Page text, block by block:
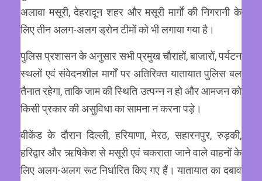
अलावा मसूरी, देहरादून शहर और मसूरी मार्गों की निगरानी के
लिए तीन अलग-अलग ड्रोन टीमों को भी लगाया गया है।
पुलिस प्रशासन के अनुसार सभी प्रमुख चौराहों, बाजारों, पर्यटन
स्थलों एवं संवेदनशील मार्गों पर अतिरिक्त यातायात पुलिस बल
तैनात रहेगा, ताकि जाम की स्थिति उत्पन्न न हो और आमजन को
किसी प्रकार की असुविधा का सामना न करना पड़े।
वीकेंड के दौरान दिल्ली, हरियाणा, मेरठ, सहारनपुर, रुड़की,
हरिद्वार और ऋषिकेश से मसूरी एवं चकराता जाने वाले वाहनों के
लिए अलग-अलग रूट निर्धारित किए गए हैं। यातायात का दबाव